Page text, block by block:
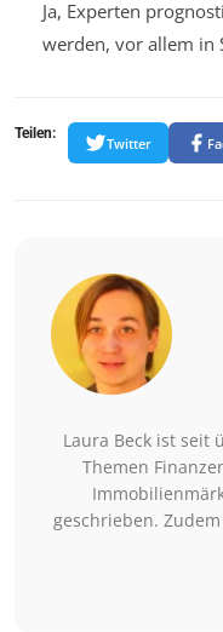
Ja, Experten
werden, vor allem in
Teilen:
Twitter
Laura Beck ist seit
Themen
geschrieben.